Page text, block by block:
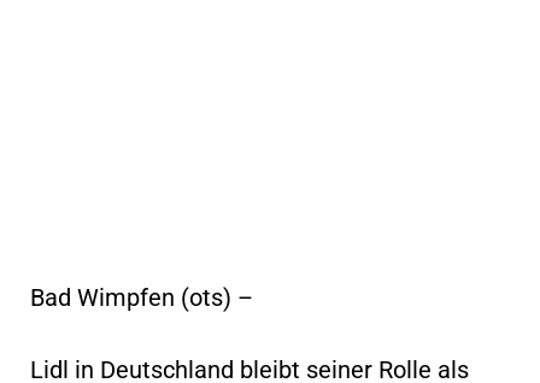
Bad Wimpfen (ots) –
Lidl in Deutschland bleibt seiner Rolle als